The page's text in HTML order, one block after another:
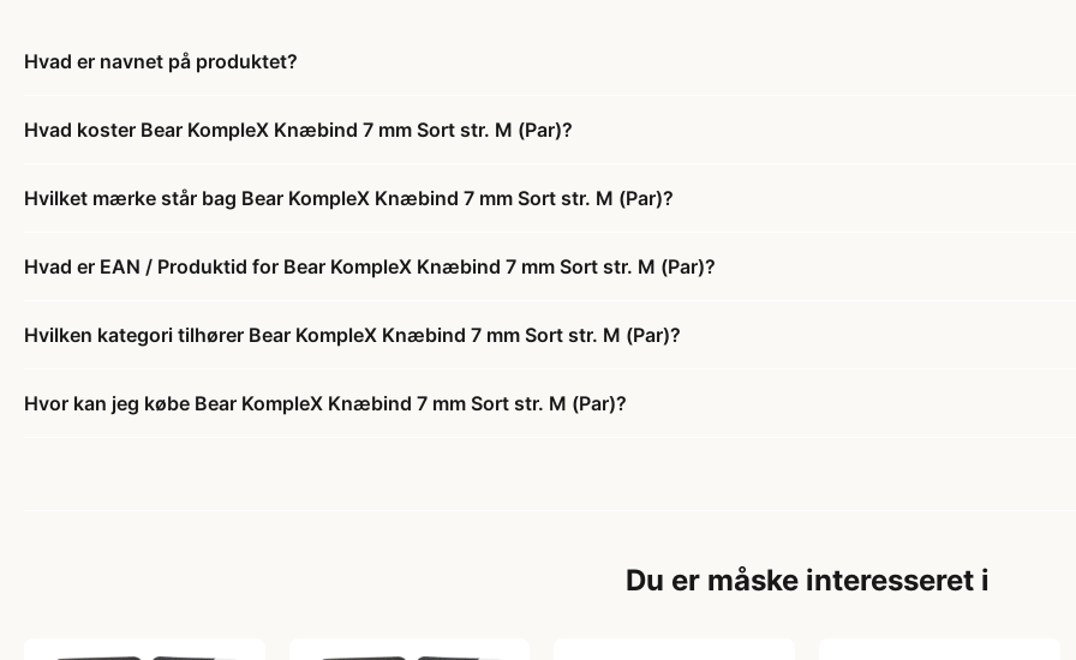
Hvad er navnet på produktet?
Hvad koster Bear KompleX Knæbind 7 mm Sort str. M (Par)?
Hvilket mærke står bag Bear KompleX Knæbind 7 mm Sort str. M (Par)?
Hvad er EAN / Produktid for Bear KompleX Knæbind 7 mm Sort str. M (Par)?
Hvilken kategori tilhører Bear KompleX Knæbind 7 mm Sort str. M (Par)?
Hvor kan jeg købe Bear KompleX Knæbind 7 mm Sort str. M (Par)?
Du er måske interesseret i